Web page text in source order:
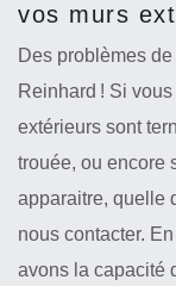
vos murs
Des problèmes
Reinhard ! Si
extérieurs sont
trouée, ou encore
apparaitre, quelle
nous contacter.
avons la capacité